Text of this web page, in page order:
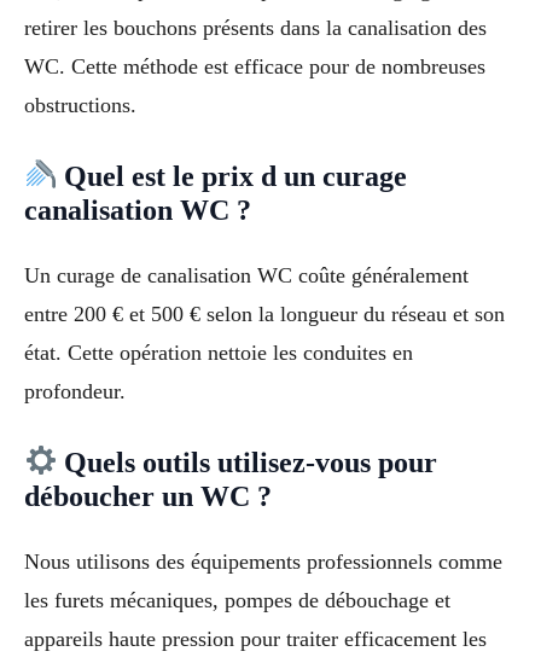
retirer les bouchons présents dans la canalisation des
WC. Cette méthode est efficace pour de nombreuses
obstructions.
Quel est le prix d un curage
canalisation WC ?
Un curage de canalisation WC coûte généralement
entre 200 € et 500 € selon la longueur du réseau et son
état. Cette opération nettoie les conduites en
profondeur.
Quels outils utilisez-vous pour
déboucher un WC ?
Nous utilisons des équipements professionnels comme
les furets mécaniques, pompes de débouchage et
appareils haute pression pour traiter efficacement les